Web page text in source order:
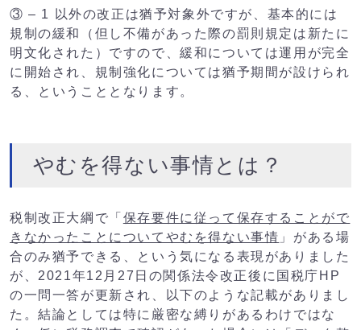
③ – 1 以外の改正は猶予対象外ですが、基本的には
規制の緩和（但し不備があった際の罰則規定は新たに
明文化された）ですので、緩和については運用が完全
に開始され、規制強化については猶予期間が設けられ
る
、ということとなります。
やむを得ない事情とは？
税制改正大綱で「 保存要件に従って保存することがで
きなかったことについてやむを得ない事情 」がある場
合のみ猶予できる、という気になる表現がありました
が、2021年12月27日の関係法令改正後に国税庁HP
の一問一答が更新され、以下のような記載がありまし
た。結論としては特に厳密な縛りがあるわけではな